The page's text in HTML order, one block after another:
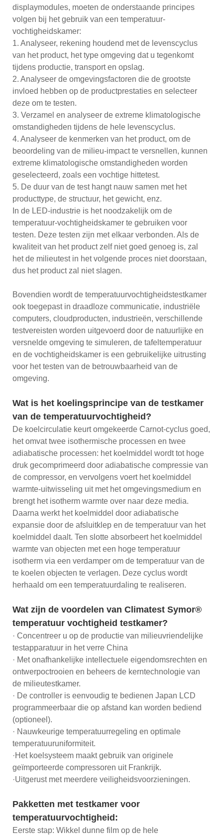
displaymodules, moeten de onderstaande principes
volgen bij het gebruik van een temperatuur-
vochtigheidskamer:
1. Analyseer, rekening houdend met de levenscyclus
van het product, het type omgeving dat u tegenkomt
tijdens productie, transport en opslag.
2. Analyseer de omgevingsfactoren die de grootste
invloed hebben op de productprestaties en selecteer
deze om te testen.
3. Verzamel en analyseer de extreme klimatologische
omstandigheden tijdens de hele levenscyclus.
4. Analyseer de kenmerken van het product, om de
beoordeling van de milieu-impact te versnellen, kunnen
extreme klimatologische omstandigheden worden
geselecteerd, zoals een vochtige hittetest.
5. De duur van de test hangt nauw samen met het
producttype, de structuur, het gewicht, enz.
In de LED-industrie is het noodzakelijk om de
temperatuur-vochtigheidskamer te gebruiken voor
testen. Deze testen zijn met elkaar verbonden. Als de
kwaliteit van het product zelf niet goed genoeg is, zal
het de milieutest in het volgende proces niet doorstaan,
dus het product zal niet slagen.
Bovendien wordt de temperatuurvochtigheidstestkamer
ook toegepast in draadloze communicatie, industriële
computers, cloudproducten, industrieën, verschillende
testvereisten worden uitgevoerd door de natuurlijke en
versnelde omgeving te simuleren, de tafeltemperatuur
en de vochtigheidskamer is een gebruikelijke uitrusting
voor het testen van de betrouwbaarheid van de
omgeving.
Wat is het koelingsprincipe van de testkamer
van de temperatuurvochtigheid?
De koelcirculatie keurt omgekeerde Carnot-cyclus goed,
het omvat twee isothermische processen en twee
adiabatische processen: het koelmiddel wordt tot hoge
druk gecomprimeerd door adiabatische compressie van
de compressor, en vervolgens voert het koelmiddel
warmte-uitwisseling uit met het omgevingsmedium en
brengt het isotherm warmte over naar deze media.
Daarna werkt het koelmiddel door adiabatische
expansie door de afsluitklep en de temperatuur van het
koelmiddel daalt. Ten slotte absorbeert het koelmiddel
warmte van objecten met een hoge temperatuur
isotherm via een verdamper om de temperatuur van de
te koelen objecten te verlagen. Deze cyclus wordt
herhaald om een ​​temperatuurdaling te realiseren.
Wat zijn de voordelen van Climatest Symor®
temperatuur vochtigheid testkamer?
· Concentreer u op de productie van milieuvriendelijke
testapparatuur in het verre China
· Met onafhankelijke intellectuele eigendomsrechten en
ontwerpoctrooien en beheers de kerntechnologie van
de milieutestkamer.
· De controller is eenvoudig te bedienen Japan LCD
programmeerbaar die op afstand kan worden bediend
(optioneel).
· Nauwkeurige temperatuurregeling en optimale
temperatuuruniformiteit.
·Het koelsysteem maakt gebruik van originele
geïmporteerde compressoren uit Frankrijk.
·Uitgerust met meerdere veiligheidsvoorzieningen.
Pakketten met testkamer voor
temperatuurvochtigheid:
Eerste stap: Wikkel dunne film op de hele